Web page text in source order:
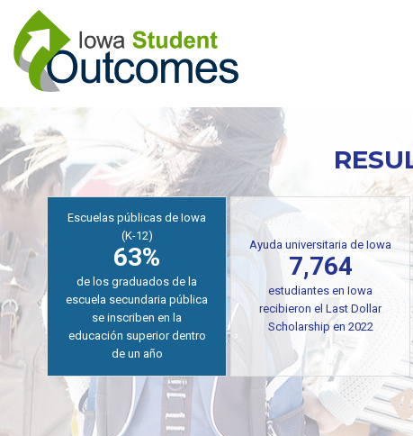
Pasar
contenido
principal
Escuelas públicas de Iowa
(K-12)
63%
de los graduados de
secundaria pública se
año
7,764
recibieron el Last Dollar
Scholarship para
entrenamiento en AY2021-
2022 para carreras en
demanda
Próximamente, en
breve, pronto